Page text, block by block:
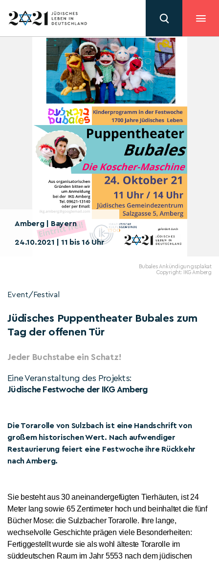
Amberg | Bayern
24.10.2021 | 11 bis 16 Uhr
Bubales Ankündigungsplakat
Copyright: IKG Amberg
Event/Festival
Jüdisches Puppentheater Bubales zum
Tag der offenen Tür
Jeder Buchstabe ein Schatz!
Eine Veranstaltung des Projekts:
Jüdische Festwoche der IKG Amberg
Die Torarolle von Sulzbach ist eine Handschrift von
großem historischen Wert. Nach aufwendiger
Restaurierung feiert eine Festwoche ihre Rückkehr
nach Amberg.
Sie besteht aus 30 aneinandergefügten Tierhäuten, ist 24
Meter lang sowie 65 Zentimeter hoch und beinhaltet die fünf
Bücher Mose: die Sulzbacher Torarolle. Ihre lange,
wechselvolle Geschichte prägen viele Besonderheiten:
Fertiggestellt wurde sie als wohl älteste Torarolle im
süddeutschen Raum im Jahr 5553 nach dem jüdischen